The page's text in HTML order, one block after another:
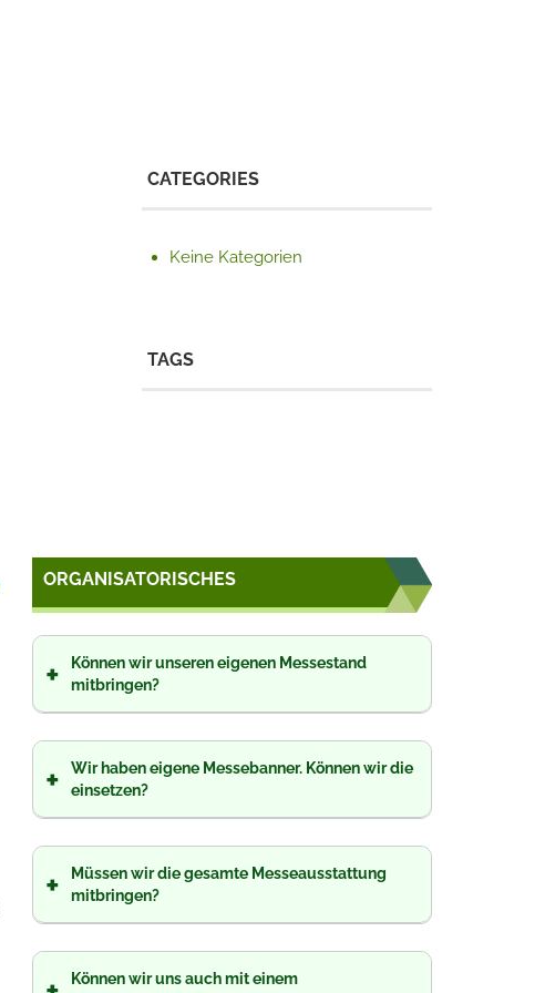
CATEGORIES
Keine Kategorien
TAGS
ORGANISATORISCHES
Können wir unseren eigenen Messestand
mitbringen?
+
Wir haben eigene Messebanner. Können wir die
einsetzen?
+
Müssen wir die gesamte Messeausstattung
mitbringen?
+
Können wir uns auch mit einem